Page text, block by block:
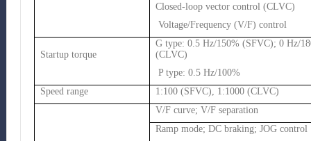
Closed-loop vector control (CLVC)
Voltage/Frequency (V/F) control
Startup torque
G type: 0.5 Hz/150% (SFVC); 0 Hz/
(CLVC)
P type: 0.5 Hz/100%
Speed range
1:100 (SFVC), 1:1000 (CLVC)
V/F curve; V/F separation
Ramp mode; DC braking; JOG control